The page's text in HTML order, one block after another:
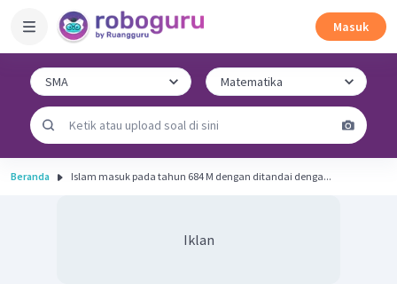
Masuk
Beranda Islam masuk pada tahun 684 M dengan ditandai denga...
Iklan